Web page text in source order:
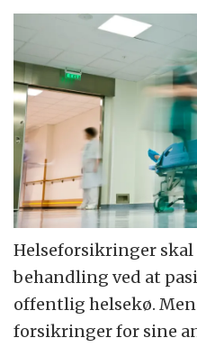
Helseforsikringer
behandling ved at
offentlig helsekø.
forsikringer for sine